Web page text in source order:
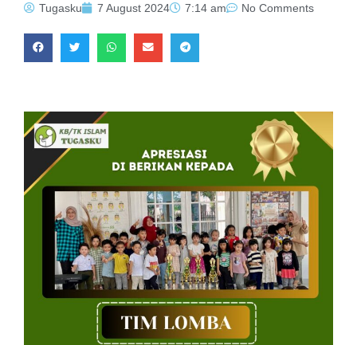
Tugasku 7 August 2024 7:14 am No Comments